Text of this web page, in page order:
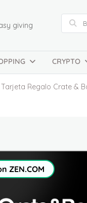
giving
CRYPTO
Tarjeta Regalo Crate &
ZEN.COM